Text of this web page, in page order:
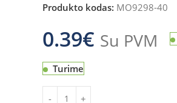
Produkto kodas: MO9298-40
0.39€ Su PVM
Turime